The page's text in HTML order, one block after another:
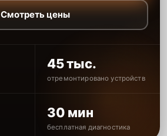
Смотреть цены
45 тыс.
отремонтировано устройств
30 мин
бесплатная диагностика